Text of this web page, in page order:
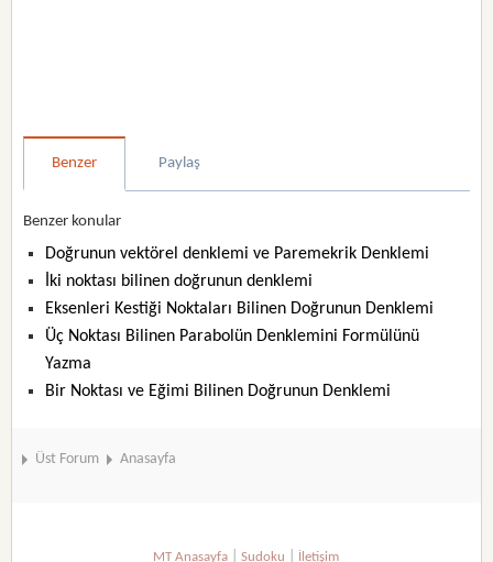
Benzer Paylaş
Benzer konular
Doğrunun vektörel denklemi ve Paremekrik Denklemi
İki noktası bilinen doğrunun denklemi
Eksenleri Kestiği Noktaları Bilinen Doğrunun Denklemi
Üç Noktası Bilinen Parabolün Denklemini Formülünü
Yazma
Bir Noktası ve Eğimi Bilinen Doğrunun Denklemi
Üst Forum Anasayfa
MT Anasayfa |Sudoku İletişim